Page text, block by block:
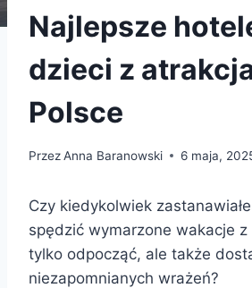
Najlepsze
dzieci z
Polsce
PrzezAnna Baranowski 6 maja,
Czy kiedykolwiek
spędzić wymarzone wakacje
tylko odpocząć, ale także
niezapomnianych wrażeń?